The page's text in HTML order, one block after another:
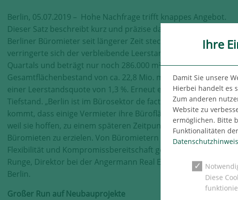
Berlin, 05.07.2019 – Hohe Nachfrage trifft knappes Angebot.
Dieser Satz beschreibt kurz und präzise das Dilemma, in dem
Berliner Büromieter seit längerer Zeit stecken. Einmal mehr
verringerte sich der verbleibende Leerstand innerhalb eines
Quartals und beträgt nur noch 286.000 m². Bei einem
Gesamtflächenbestand von ca. 22,8 Mio. m² entspricht dies
einer Leerstandsquote von 1,3 %. Erneut ein historischer
Tiefstand. „Berlin ist im Bürosektor de facto vollvermietet.
kommt, dass einige Vermieter ihre Büroflächen zurückhalten,
weil sie hoffen, zu einem späteren Zeitpunkt noch höhere
Büromieten zu erzielen. Von Büromietern ist deshalb Zeit,
Flexibilität und Kompromissbereitschaft gefordert“, sagt Fabian
Runge, Direktor bei der Angermann Real Estate Advisory AG in
Berlin.
Großer Run auf Neubauprojekte
Ihre
Damit Sie unsere
Hierbei handelt es
Zum anderen
Website zu
ermöglichen. Bitte
Funktionalitäten
Diese